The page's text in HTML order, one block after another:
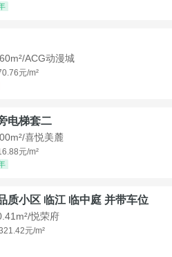
ACG动漫城
元/m²
电梯套二
喜悦美麓
元/m²
质小区 临江 临中庭 并带车位
悦荣府
元/m²